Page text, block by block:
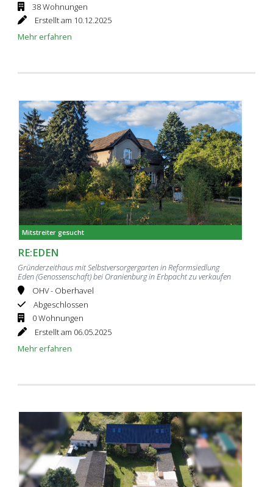
38 Wohnungen
Erstellt am 10.12.2025
Mehr erfahren
Mitstreiter gesucht
RE:EDEN
Gründerzeithaus mit Selbstversorgergarten in Reformsiedlung
Eden (Genossenschaft) bei Oranienburg in Erbpacht zu verkaufen
OHV - Oberhavel
Abgeschlossen
0 Wohnungen
Erstellt am 06.05.2025
Mehr erfahren